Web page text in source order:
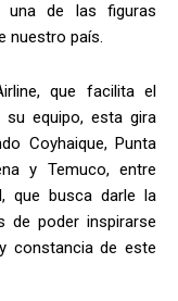
una de las figuras
nuestro país.
que facilita el
su equipo, esta gira
Coyhaique, Punta
y Temuco, entre
que busca darle la
de poder inspirarse
constancia de este